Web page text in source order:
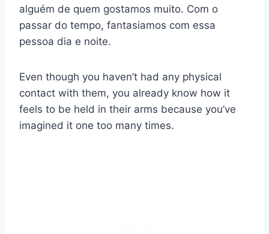
alguém de quem gostamos muito. Com o
passar do tempo, fantasiamos com essa
pessoa dia e noite.
Even though you haven’t had any physical
contact with them, you already know how it
feels to be held in their arms because you’ve
imagined it one too many times.